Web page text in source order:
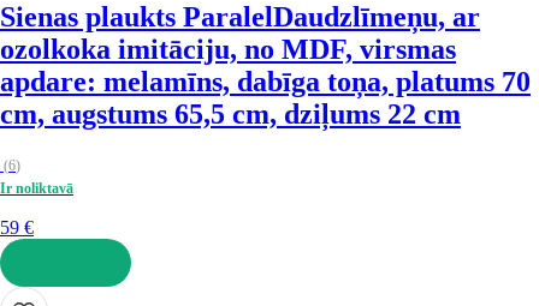
Sienas plaukts ParalelDaudzlīmeņu, ar
ozolkoka imitāciju, no MDF, virsmas
apdare: melamīns, dabīga toņa, platums 70
cm, augstums 65,5 cm, dziļums 22 cm
(6)
Ir noliktavā
59 €
LIKT GROZĀ